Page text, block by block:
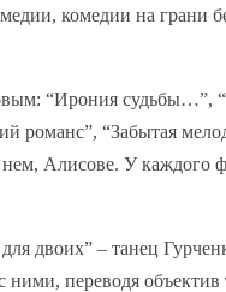
комедии на грани
“Ирония судьбы…”,
романс”, “Забытая
нем, Алисове. У каждого
двоих” – танец
переводя